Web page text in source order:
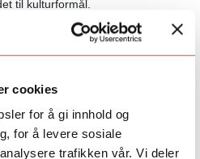
cookies
for å gi innhold og
for å levere sosiale
trafikken vår. Vi deler
til kulturformål.
på vår privat-offentlig
med over 50 av de mest
satsinger til en samlet verdi av
at når det offentlige satser, da
oss til å styrke midlene til våre
sier Mediaas Jørstad.